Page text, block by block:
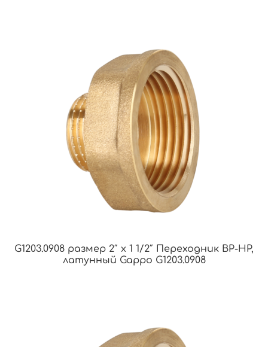
G1203.0908 размер 2″ х 1 1/2″ Переходник ВР-НР,
латунный Gappo G1203.0908